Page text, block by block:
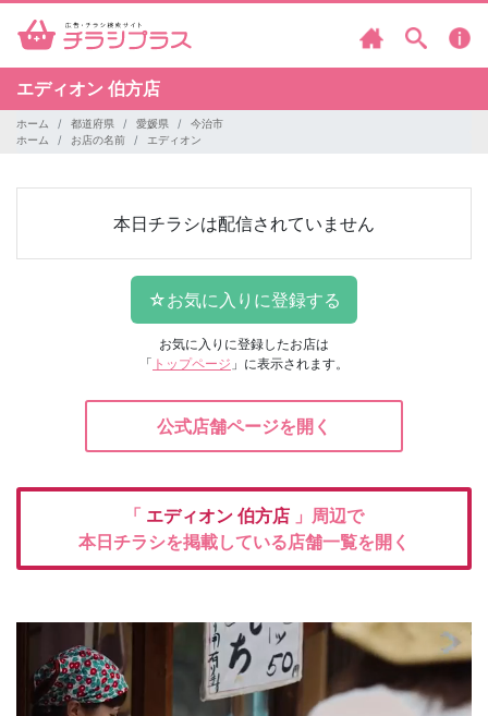
エディオン 伯方店
ホーム 都道府県 愛媛県
今治市
ホーム
お店の名前 エディオン
本日チラシは配信されていません
お気に入りに登録したお店は
「 トップページ 」に表示されます。
公式店舗ページを開く
「 エディオン 伯方店 」周辺で
本日チラシを掲載している店舗一覧を開く